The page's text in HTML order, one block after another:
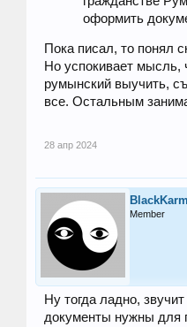
оформить
Пока писал, то понял
Но успокивает мысль,
румынский выучить,
все. Остальным
28 апр 2024
Member
Ну тогда ладно,
документы нужны для